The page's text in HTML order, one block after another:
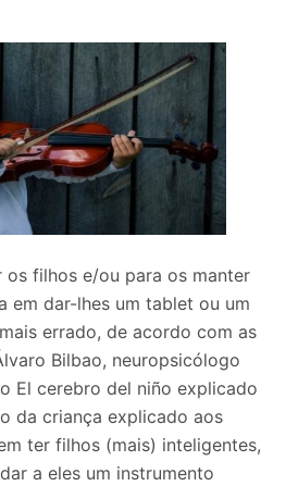
os filhos e/ou para os manter
em dar-lhes um tablet ou um
errado, de acordo com as
Bilbao, neuropsicólogo
El cerebro del niño explicado
da criança explicado aos
ter filhos (mais) inteligentes,
a eles um instrumento